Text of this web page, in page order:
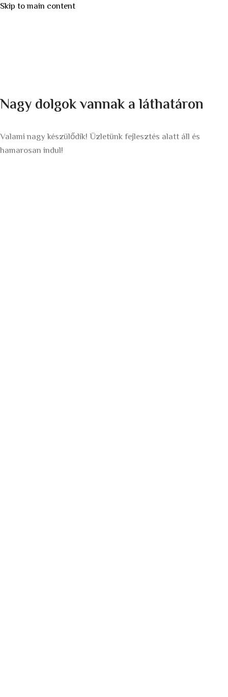
Skip to main content
Nagy dolgok vannak a láthatáron
Valami nagy készülődik! Üzletünk fejlesztés alatt áll és
hamarosan indul!